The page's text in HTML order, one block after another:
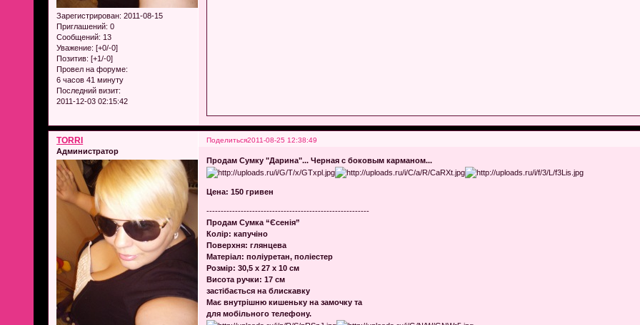
Зарегистрирован: 2011-08-15
Приглашений: 0
Сообщений: 13
Уважение: [+0/-0]
Позитив: [+1/-0]
Провел на форуме:
6 часов 41 минуту
Последний визит:
2011-12-03 02:15:42
Поделиться2011-08-25 12:38:49
TORRI
Администратор
Продам Сумку "Дарина"... Черная с боковым карманом...
Цена: 150 гривен
---------------------------------------------------------
Продам Сумка “Єсенія”
Колір: капучіно
Поверхня: глянцева
Матеріал: поліуретан, поліестер
Розмір: 30,5 х 27 х 10 см
Висота ручки: 17 см
застібається на блискавку
Має внутрішню кишеньку на замочку та
для мобільного телефону.